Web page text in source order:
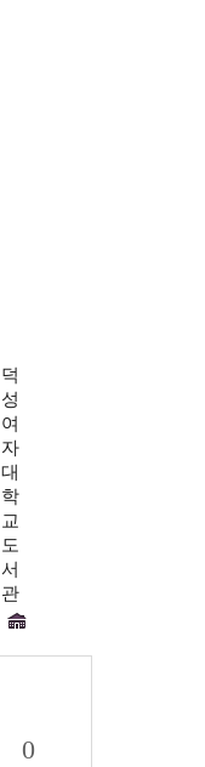
덕
성
여
자
대
학
교
도
서
관
0